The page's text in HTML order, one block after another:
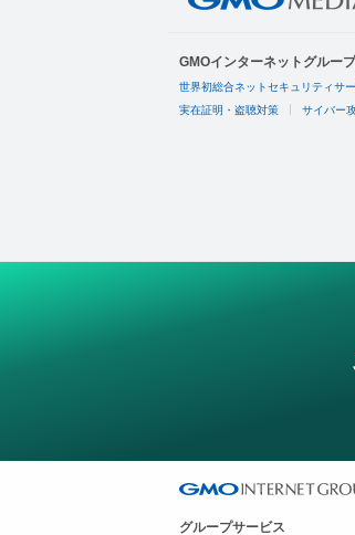
GMOインターネットグルー
世界初総合ネットセキュリティサ
実在証明・盗聴対策 サイバー
グループサービス